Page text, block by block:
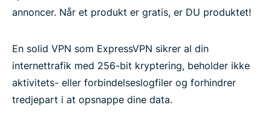
annoncer. Når et produkt er gratis, er DU produktet!
En solid VPN som ExpressVPN sikrer al din
internettrafik med 256-bit kryptering, beholder ikke
aktivitets- eller forbindelseslogfiler og forhindrer
tredjepart i at opsnappe dine data.